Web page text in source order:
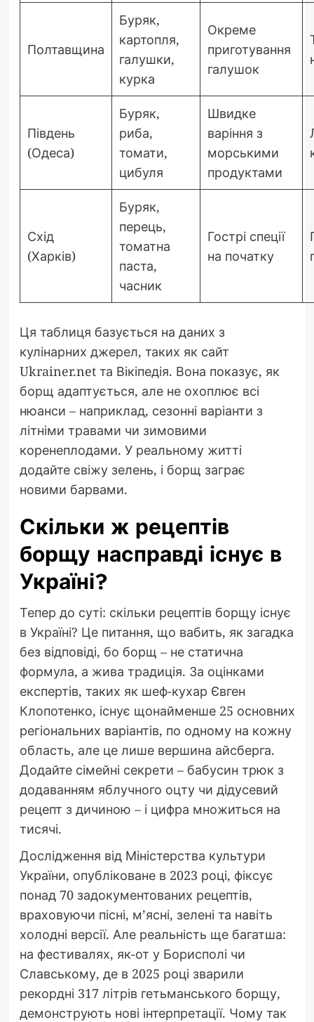
Полтавщина
Буряк,
картопля,
галушки,
курка
Окреме
приготування
галушок
Південь
(Одеса)
Буряк,
риба,
томати,
цибуля
Швидке
варіння з
морськими
продуктами
Схід
(Харків)
Буряк,
перець,
томатна
паста,
часник
Гострі спеції
на початку
Ця таблиця базується на даних з
кулінарних джерел, таких як сайт
Ukrainer.net та Вікіпедія. Вона показує, як
борщ адаптується, але не охоплює всі
нюанси – наприклад, сезонні варіанти з
літніми травами чи зимовими
коренеплодами. У реальному житті
додайте свіжу зелень, і борщ заграє
новими барвами.
Скільки ж рецептів
борщу насправді існує в
Україні?
Тепер до суті: скільки рецептів борщу існує
в Україні? Це питання, що вабить, як загадка
без відповіді, бо борщ – не статична
формула, а жива традиція. За оцінками
експертів, таких як шеф-кухар Євген
Клопотенко, існує щонайменше 25 основних
регіональних варіантів, по одному на кожну
область, але це лише вершина айсберга.
Додайте сімейні секрети – бабусин трюк з
додаванням яблучного оцту чи дідусевий
рецепт з дичиною – і цифра множиться на
тисячі.
Дослідження від Міністерства культури
України, опубліковане в 2023 році, фіксує
понад 70 задокументованих рецептів,
враховуючи пісні, м’ясні, зелені та навіть
холодні версії. Але реальність ще багатша:
на фестивалях, як-от у Борисполі чи
Славському, де в 2025 році зварили
рекордні 317 літрів гетьманського борщу,
демонструють нові інтерпретації. Чому так